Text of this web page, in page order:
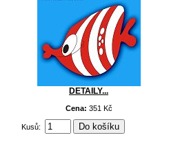
DETAILY...
Cena: 351 Kč
Kusů: